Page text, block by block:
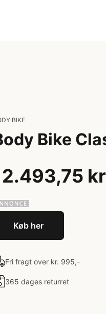
BIKE
Bike
kr
Køb her
Fri fragt over kr. 995,-
365 dages returret